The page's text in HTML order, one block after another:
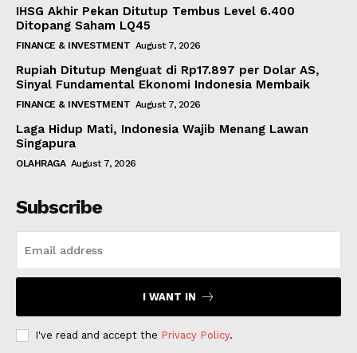
IHSG Akhir Pekan Ditutup Tembus Level 6.400
Ditopang Saham LQ45
FINANCE & INVESTMENT August 7, 2026
Rupiah Ditutup Menguat di Rp17.897 per Dolar AS,
Sinyal Fundamental Ekonomi Indonesia Membaik
FINANCE & INVESTMENT August 7, 2026
Laga Hidup Mati, Indonesia Wajib Menang Lawan
Singapura
OLAHRAGA August 7, 2026
Subscribe
I WANT IN
I've read and accept the Privacy Policy.